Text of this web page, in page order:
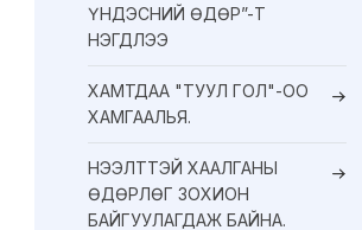
ҮНДЭСНИЙ ӨДӨР”-Т
НЭГДЛЭЭ
ХАМТДАА "ТУУЛ ГОЛ"-ОО
ХАМГААЛЬЯ.
НЭЭЛТТЭЙ ХААЛГАНЫ
ӨДӨРЛӨГ ЗОХИОН
БАЙГУУЛАГДАЖ БАЙНА.